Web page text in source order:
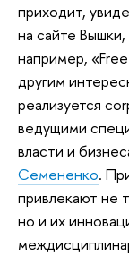
приходит,
на сайте
например,
другим
реализуется
ведущими
власти и
Семененко.
привлекают не
но и их